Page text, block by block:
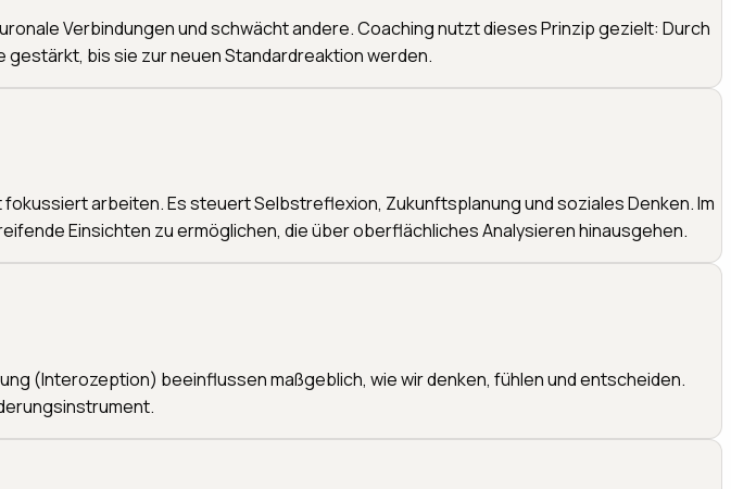
Verbindungen und schwächt andere. Coaching nutzt dieses Prinzip gezielt: Durch
bis sie zur neuen Standardreaktion werden.
arbeiten. Es steuert Selbstreflexion, Zukunftsplanung und soziales Denken. Im
Einsichten zu ermöglichen, die über oberflächliches Analysieren hinausgehen.
(Interozeption) beeinflussen maßgeblich, wie wir denken, fühlen und entscheiden.